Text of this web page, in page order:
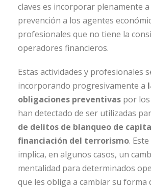
claves es incorporar plenamente
prevención a los agentes
profesionales que no tiene la
operadores financieros.
Estas actividades y profesionales
incorporando progresivamente a
obligaciones preventivas por
han detectado de ser utilizadas
de delitos de blanqueo de
financiación del terrorismo.
implica, en algunos casos, un
mentalidad para determinados
que les obliga a cambiar su forma